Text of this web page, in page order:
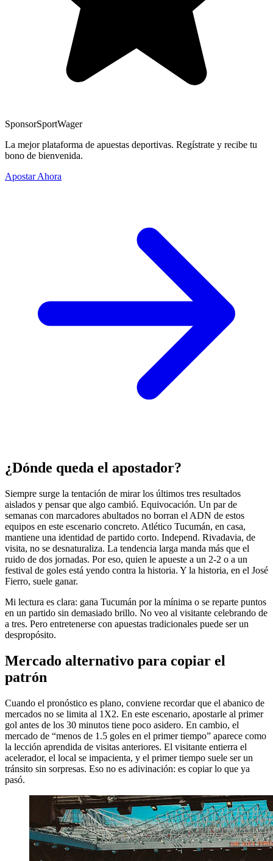
SponsorSportWager
La mejor plataforma de apuestas deportivas. Regístrate y recibe tu
bono de bienvenida.
Apostar Ahora
¿Dónde queda el apostador?
Siempre surge la tentación de mirar los últimos tres resultados
aislados y pensar que algo cambió. Equivocación. Un par de
semanas con marcadores abultados no borran el ADN de estos
equipos en este escenario concreto. Atlético Tucumán, en casa,
mantiene una identidad de partido corto. Independ. Rivadavia, de
visita, no se desnaturaliza. La tendencia larga manda más que el
ruido de dos jornadas. Por eso, quien le apueste a un 2-2 o a un
festival de goles está yendo contra la historia. Y la historia, en el José
Fierro, suele ganar.
Mi lectura es clara: gana Tucumán por la mínima o se reparte puntos
en un partido sin demasiado brillo. No veo al visitante celebrando de
a tres. Pero entretenerse con apuestas tradicionales puede ser un
despropósito.
Mercado alternativo para copiar el
patrón
Cuando el pronóstico es plano, conviene recordar que el abanico de
mercados no se limita al 1X2. En este escenario, apostarle al primer
gol antes de los 30 minutos tiene poco asidero. En cambio, el
mercado de “menos de 1.5 goles en el primer tiempo” aparece como
la lección aprendida de visitas anteriores. El visitante entierra el
acelerador, el local se impacienta, y el primer tiempo suele ser un
tránsito sin sorpresas. Eso no es adivinación: es copiar lo que ya
pasó.